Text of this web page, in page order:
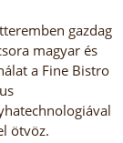
gazdag
magyar és
a Fine Bistro
ötvöz.